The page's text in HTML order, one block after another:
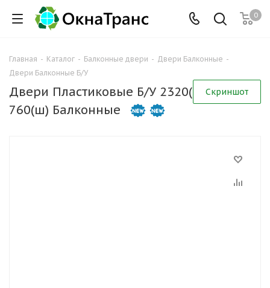
0
Главная - Каталог - Балконные двери - Двери Балконные -
Двери Балконные Б/У
Скриншот
Двери Пластиковые Б/У 2320(в) х
760(ш) Балконные